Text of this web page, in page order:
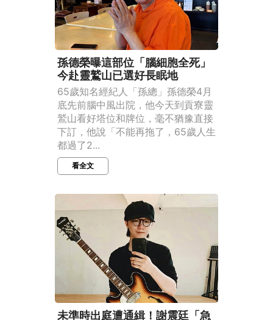
孫德榮曝這部位「腦細胞全死」
今赴靈鷲山已選好長眠地
65歲知名經紀人「孫總」孫德榮4月
底先前腦中風出院，他今天到貢寮靈
鷲山看好塔位和牌位，毫不猶豫直接
下訂，他說「不能再拖了，65歲人生
都過了2...
看全文
未準時出庭遭通緝！謝震廷「急